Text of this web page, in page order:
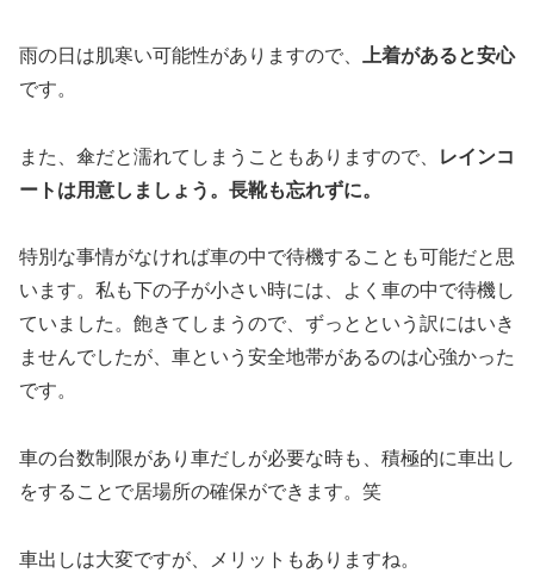
雨の日は肌寒い可能性がありますので、
上着があると安心
です。
また、傘だと濡れてしまうこともありますので、
レインコ
ートは用意しましょう。長靴も忘れずに。
特別な事情がなければ車の中で待機することも可能だと思
います。私も下の子が小さい時には、よく車の中で待機し
ていました。飽きてしまうので、ずっとという訳にはいき
ませんでしたが、車という安全地帯があるのは心強かった
です。
車の台数制限があり車だしが必要な時も、積極的に車出し
をすることで居場所の確保ができます。笑
車出しは大変ですが、メリットもありますね。